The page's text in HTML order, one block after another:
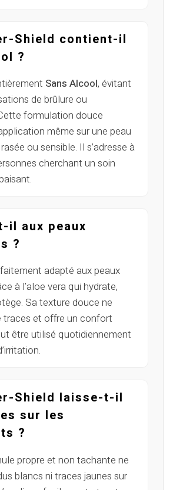
Shield contient-il
?
Sans Alcool, évitant
de brûlure ou
formulation douce
même sur une peau
ou sensible. Il s’adresse à
cherchant un soin
il aux peaux
?
adapté aux peaux
à l’aloe vera qui hydrate,
Sa texture douce ne
traces et offre un confort
être utilisé quotidiennement
Shield laisse-t-il
sur les
?
propre et non tachante ne
blancs ni traces jaunes sur